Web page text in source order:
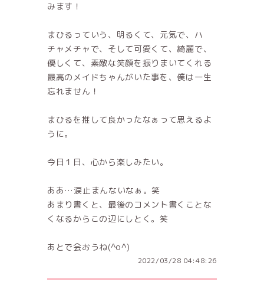
みます！
まひるっていう、明るくて、元気で、ハ
チャメチャで、そして可愛くて、綺麗で、
優しくて、素敵な笑顔を振りまいてくれる
最高のメイドちゃんがいた事を、僕は一生
忘れません！
まひるを推して良かったなぁって思えるよ
うに。
今日１日、心から楽しみたい。
ああ…涙止まんないなぁ。笑
あまり書くと、最後のコメント書くことな
くなるからこの辺にしとく。笑
あとで会おうね(^o^)
2022/03/28 04:48:26